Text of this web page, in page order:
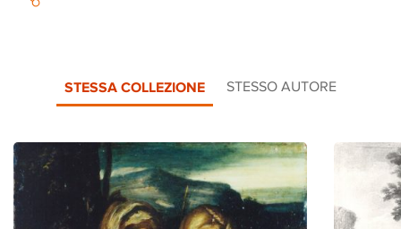
STESSA COLLEZIONE STESSO AUTORE